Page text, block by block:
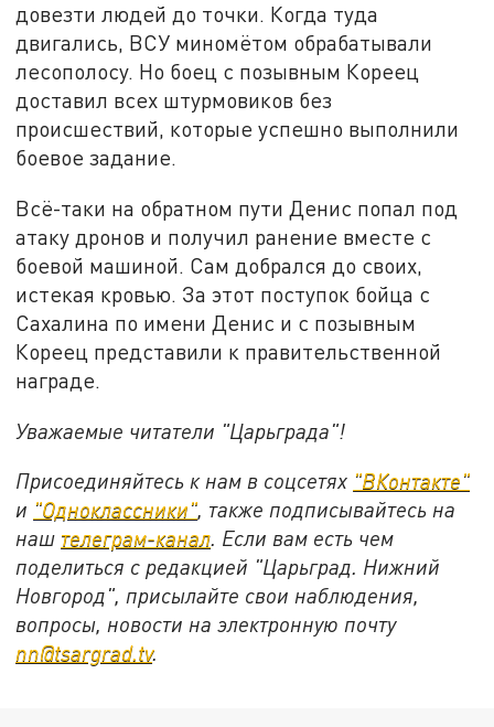
довезти людей до точки. Когда туда
двигались, ВСУ миномётом обрабатывали
лесополосу. Но боец с позывным Кореец
доставил всех штурмовиков без
происшествий, которые успешно выполнили
боевое задание.
Всё-таки на обратном пути Денис попал под
атаку дронов и получил ранение вместе с
боевой машиной. Сам добрался до своих,
истекая кровью. За этот поступок бойца с
Сахалина по имени Денис и с позывным
Кореец представили к правительственной
награде.
Уважаемые читатели "Царьграда"!
Присоединяйтесь к нам в соцсетях "ВКонтакте"
и "Одноклассники", также подписывайтесь на
наш телеграм-канал. Если вам есть чем
поделиться с редакцией "Царьград. Нижний
Новгород", присылайте свои наблюдения,
вопросы, новости на электронную почту
nn@tsargrad.tv.